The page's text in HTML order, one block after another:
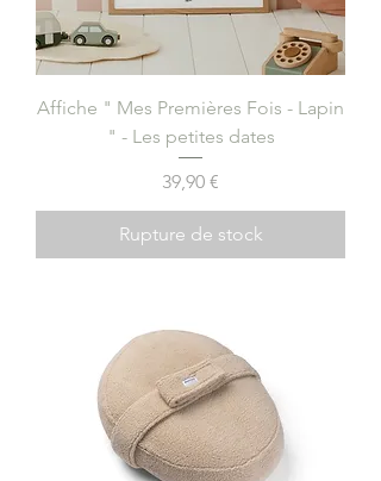
Affiche " Mes Premières Fois - Lapin
" - Les petites dates
Prix
39,90 €
Rupture de stock